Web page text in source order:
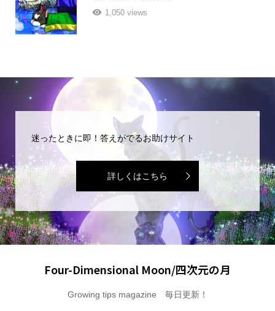
1,050 views
迷ったときに即！答えがでるお助けサイト
詳しくはこちら
Four-Dimensional Moon/四次元の月
Growing tips magazine 毎日更新！